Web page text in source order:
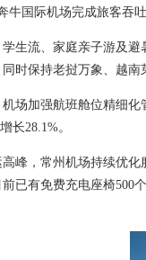
牛国际机场完成旅客吞
生流、家庭亲子游及
时保持老挝万象、越
场加强航班舱位精细
长28.1%。
高峰，常州机场持续优
已有免费充电座椅500